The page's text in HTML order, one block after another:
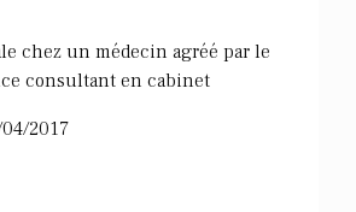
chez un médecin agréé par le
consultant en cabinet
2017